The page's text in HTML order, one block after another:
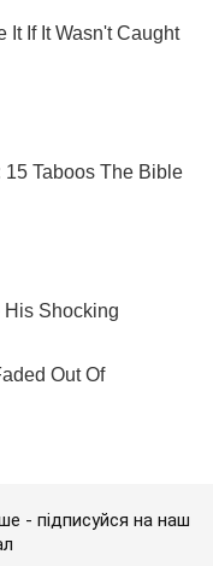
- підписуйся на наш